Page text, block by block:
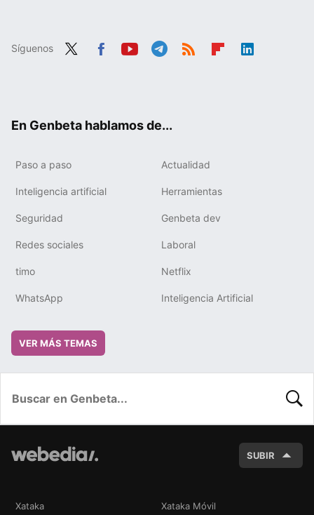
Síguenos
En Genbeta hablamos de...
Paso a paso Actualidad
Inteligencia artificial Herramientas
Seguridad Genbeta dev
Redes sociales Laboral
timo Netflix
WhatsApp Inteligencia Artificial
VER MÁS TEMAS
SUBIR
Xataka Xataka Móvil